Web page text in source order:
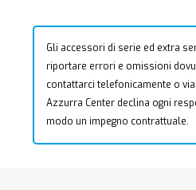
Gli accessori di serie ed extra
riportare errori e omissioni
contattarci telefonicamente o
Azzurra Center declina ogni
modo un impegno contrattuale.